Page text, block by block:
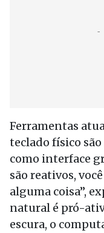
Ferramentas
teclado físico
como interface
são reativos,
alguma coisa”,
natural é pró-
escura, o